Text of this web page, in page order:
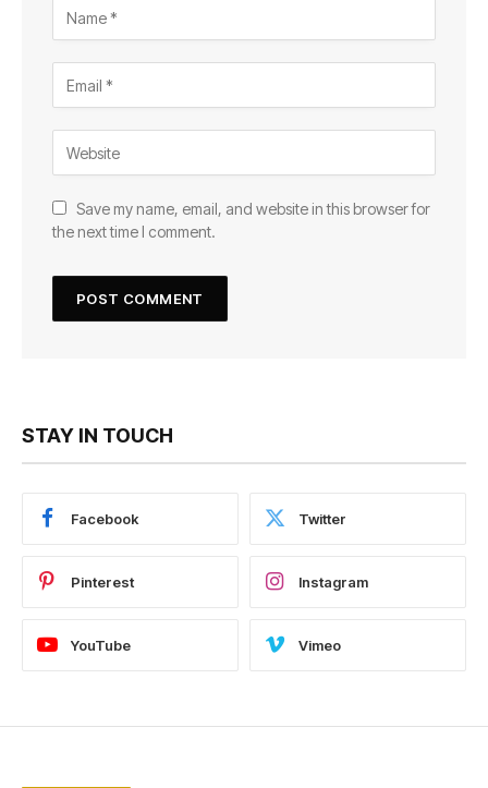
Save my name, email, and website in this browser for
the next time I comment.
STAY IN TOUCH
Facebook Twitter
Pinterest Instagram
YouTube Vimeo